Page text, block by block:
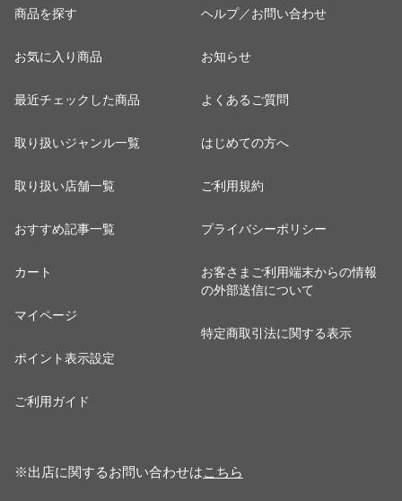
商品を探す
お気に入り商品
最近チェックした商品
取り扱いジャンル一覧
取り扱い店舗一覧
おすすめ記事一覧
カート
マイページ
ポイント表示設定
ご利用ガイド
ヘルプ／お問い合わせ
お知らせ
よくあるご質問
はじめての方へ
ご利用規約
プライバシーポリシー
お客さまご利用端末からの情報
の外部送信について
特定商取引法に関する表示
※出店に関するお問い合わせはこちら